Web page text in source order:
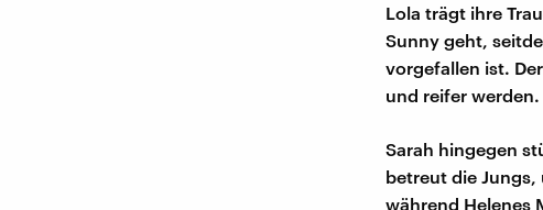
Lola trägt ihre
Sunny geht,
vorgefallen ist.
und reifer werden.
Sarah hingegen
betreut die Jungs,
während Helenes